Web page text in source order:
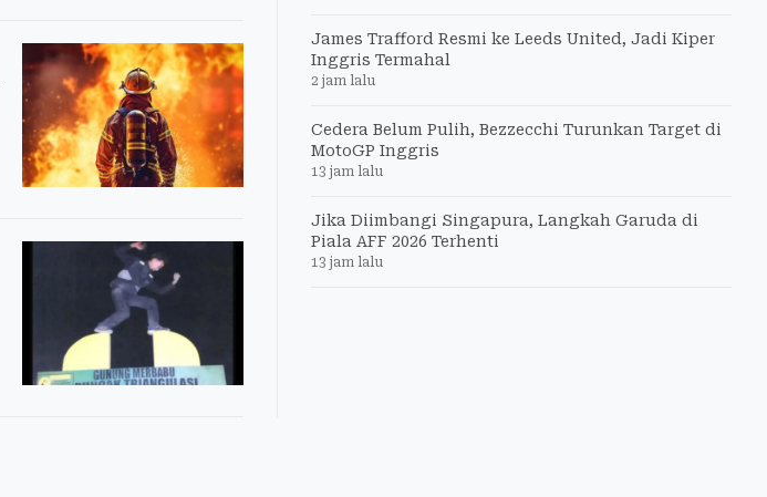
James Trafford Resmi ke Leeds United, Jadi Kiper
Inggris Termahal
2 jam lalu
Cedera Belum Pulih, Bezzecchi Turunkan Target di
MotoGP Inggris
13 jam lalu
Jika Diimbangi Singapura, Langkah Garuda di
Piala AFF 2026 Terhenti
13 jam lalu